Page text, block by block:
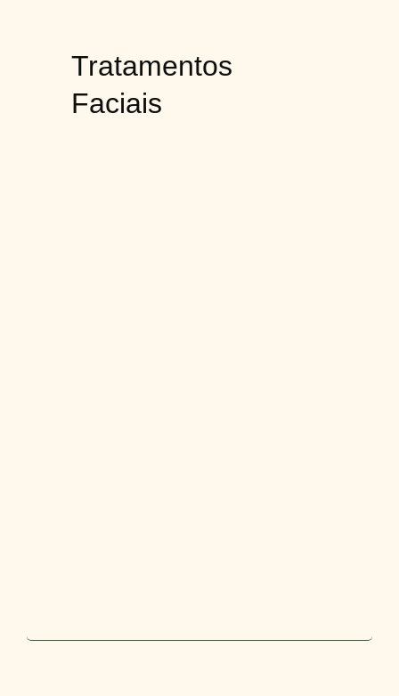
Tratamentos
Faciais